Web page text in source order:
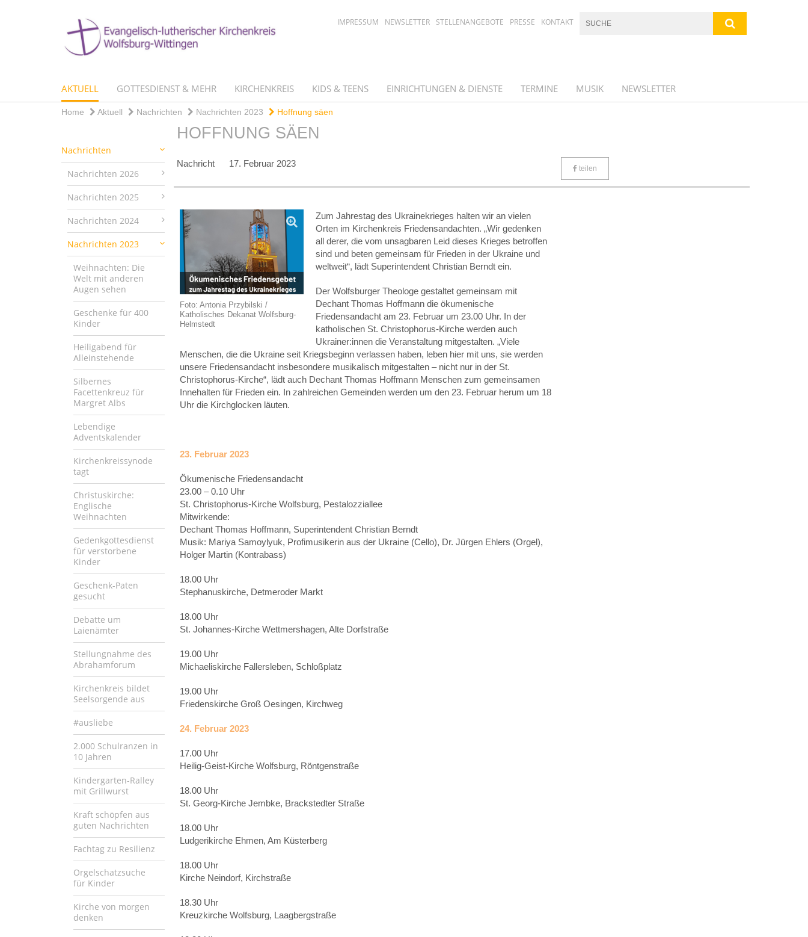
IMPRESSUM NEWSLETTER STELLENANGEBOTE PRESSE KONTAKT
AKTUELL GOTTESDIENST & MEHR KIRCHENKREIS KIDS & TEENS EINRICHTUNGEN & DIENSTE TERMINE MUSIK NEWSLETTER
Home Aktuell Nachrichten Nachrichten 2023 Hoffnung säen
Nachrichten
Nachrichten 2026
Nachrichten 2025
Nachrichten 2024
Nachrichten 2023
Weihnachten: Die
Welt mit anderen
Augen sehen
Geschenke für 400
Kinder
Heiligabend für
Alleinstehende
Silbernes
Facettenkreuz für
Margret Albs
Lebendige
Adventskalender
Kirchenkreissynode
tagt
Christuskirche:
Englische
Weihnachten
Gedenkgottesdienst
für verstorbene
Kinder
Geschenk-Paten
gesucht
Debatte um
Laienämter
Stellungnahme des
Abrahamforum
Kirchenkreis bildet
Seelsorgende aus
#ausliebe
2.000 Schulranzen in
10 Jahren
Kindergarten-Ralley
mit Grillwurst
Kraft schöpfen aus
guten Nachrichten
Fachtag zu Resilienz
Orgelschatzsuche
für Kinder
Kirche von morgen
denken
HOFFNUNG SÄEN
Nachricht 17. Februar 2023 teilen
Foto: Antonia Przybilski /
Katholisches Dekanat Wolfsburg-
Helmstedt
Zum Jahrestag des Ukrainekrieges halten wir an vielen
Orten im Kirchenkreis Friedensandachten. „Wir gedenken
all derer, die vom unsagbaren Leid dieses Krieges betroffen
sind und beten gemeinsam für Frieden in der Ukraine und
weltweit“, lädt Superintendent Christian Berndt ein.
Der Wolfsburger Theologe gestaltet gemeinsam mit
Dechant Thomas Hoffmann die ökumenische
Friedensandacht am 23. Februar um 23.00 Uhr. In der
katholischen St. Christophorus-Kirche werden auch
Ukrainer:innen die Veranstaltung mitgestalten. „Viele
Menschen, die die Ukraine seit Kriegsbeginn verlassen haben, leben hier mit uns, sie werden
unsere Friedensandacht insbesondere musikalisch mitgestalten – nicht nur in der St.
Christophorus-Kirche“, lädt auch Dechant Thomas Hoffmann Menschen zum gemeinsamen
Innehalten für Frieden ein. In zahlreichen Gemeinden werden um den 23. Februar herum um 18
Uhr die Kirchglocken läuten.
23. Februar 2023
Ökumenische Friedensandacht
23.00 – 0.10 Uhr
St. Christophorus-Kirche Wolfsburg, Pestalozziallee
Mitwirkende:
Dechant Thomas Hoffmann, Superintendent Christian Berndt
Musik: Mariya Samoylyuk, Profimusikerin aus der Ukraine (Cello), Dr. Jürgen Ehlers (Orgel),
Holger Martin (Kontrabass)
18.00 Uhr
Stephanuskirche, Detmeroder Markt
18.00 Uhr
St. Johannes-Kirche Wettmershagen, Alte Dorfstraße
19.00 Uhr
Michaeliskirche Fallersleben, Schloßplatz
19.00 Uhr
Friedenskirche Groß Oesingen, Kirchweg
24. Februar 2023
17.00 Uhr
Heilig-Geist-Kirche Wolfsburg, Röntgenstraße
18.00 Uhr
St. Georg-Kirche Jembke, Brackstedter Straße
18.00 Uhr
Ludgerikirche Ehmen, Am Küsterberg
18.00 Uhr
Kirche Neindorf, Kirchstraße
18.30 Uhr
Kreuzkirche Wolfsburg, Laagbergstraße